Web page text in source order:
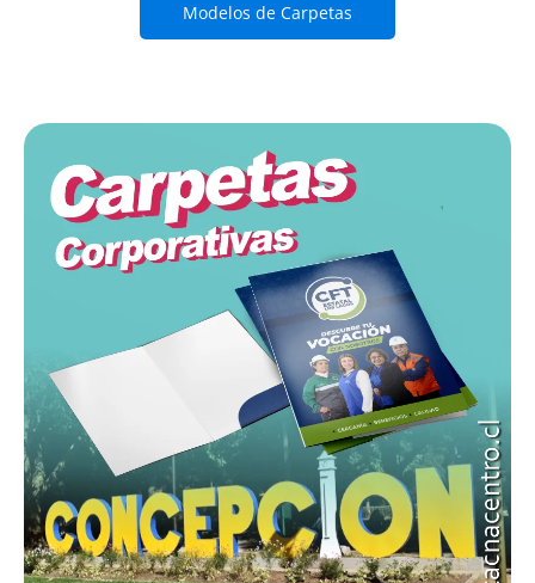
Modelos de Carpetas